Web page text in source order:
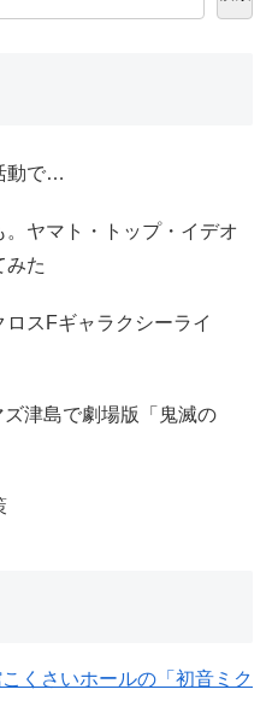
動で…
ヤマト・トップ・イデオ
みた
スFギャラクシーライ
津島で劇場版「鬼滅の
くさいホールの「初音ミク